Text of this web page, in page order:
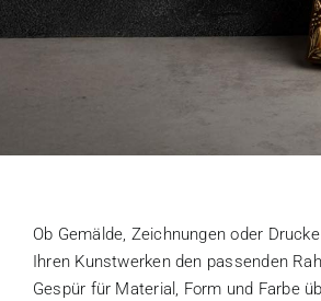
Ob Gemälde, Zeichnungen oder
Ihren Kunstwerken den passenden
Gespür für Material, Form und Farbe